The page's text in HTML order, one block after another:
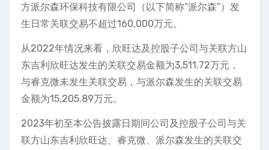
方派尔森环保科技有限公司（以下简称“派尔森”）发
生日常关联交易不超过160,000万元。
从2022年情况来看，欣旺达及控股子公司与关联方山
东吉利欣旺达发生的关联交易金额为3,511.72万元，
与睿克微未发生关联交易，与派尔森发生的关联交易
金额为15,205.89万元。
2023年初至本公告披露日期间公司及控股子公司与关
联方山东吉利欣旺达、睿克微、派尔森发生的关联交